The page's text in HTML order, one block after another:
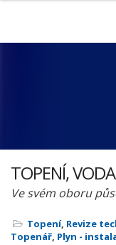
TOPENÍ,
Ve svém oboru
Topení, Revize
Topenář, Plyn -